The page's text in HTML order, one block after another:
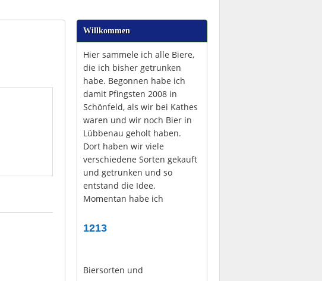
Willkommen
Hier sammele ich alle Biere,
die ich bisher getrunken
habe. Begonnen habe ich
damit Pfingsten 2008 in
Schönfeld, als wir bei Kathes
waren und wir noch Bier in
Lübbenau geholt haben.
Dort haben wir viele
verschiedene Sorten gekauft
und getrunken und so
entstand die Idee.
Momentan habe ich
1213
Biersorten und